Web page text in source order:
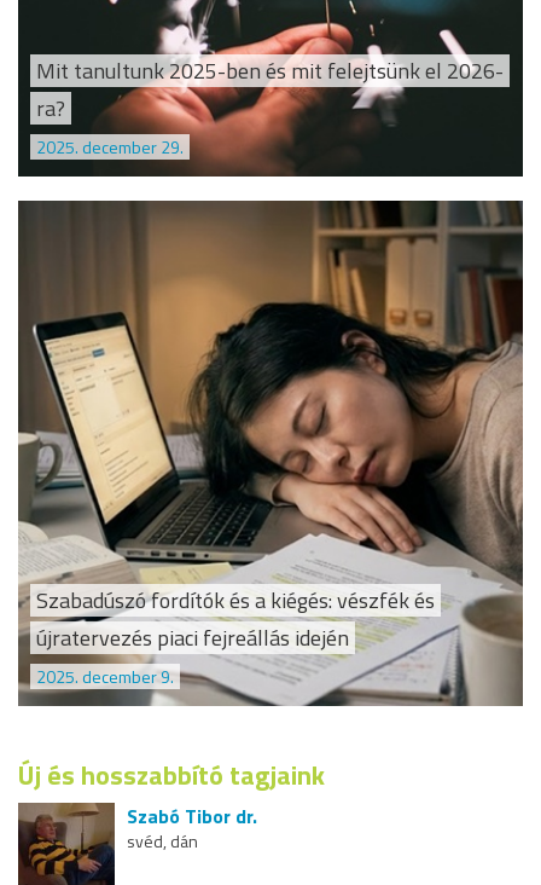
Mit tanultunk 2025-ben és mit felejtsünk el 2026-
ra?
2025. december 29.
Szabadúszó fordítók és a kiégés: vészfék és
újratervezés piaci fejreállás idején
2025. december 9.
Új és hosszabbító tagjaink
Szabó Tibor dr.
svéd, dán